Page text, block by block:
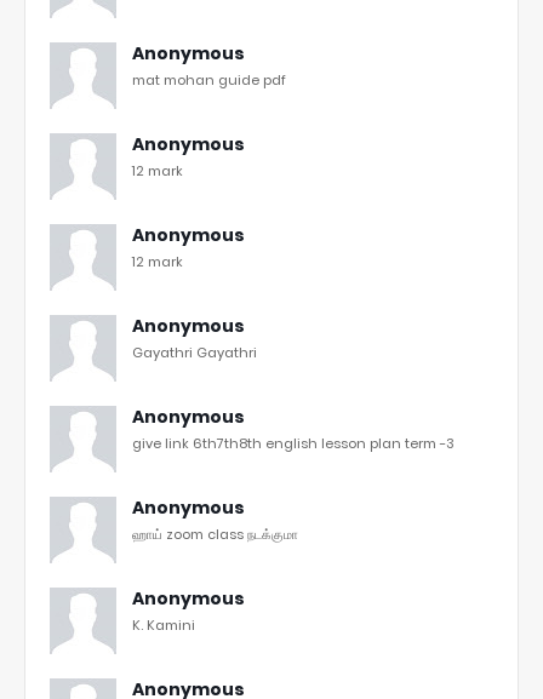
Anonymous
mat mohan guide pdf
Anonymous
12 mark
Anonymous
12 mark
Anonymous
Gayathri Gayathri
Anonymous
give link 6th7th8th english lesson plan term -3
Anonymous
ஹாய் zoom class நடக்குமா
Anonymous
K. Kamini
Anonymous